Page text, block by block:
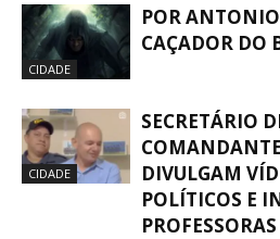
CIDADE
POR
CAÇADOR DO
CIDADE
SECRETÁRIO
DIVULGAM
POLÍTICOS E
PROFESSORAS